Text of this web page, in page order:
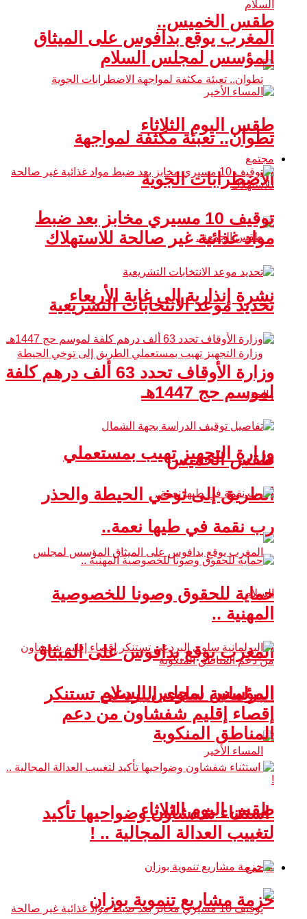
طقس الخميس..
تطوان.. تعبئة مكثفة لمواجهة
الاضطرابات الجوية
نشرة إنذارية إلى غاية الأربعاء
وزارة التجهيز تهيب بمستعملي
الطريق إلى توخي الحيطة والحذر
المغرب يوقع بدافوس على الميثاق
المؤسس لمجلس السلام
طقس اليوم الثلاثاء
مجتمع
المغرب يوقع بدافوس على الميثاق
المؤسس لمجلس السلام
طقس اليوم الثلاثاء
مجتمع
توقيف 10 مسيري مخابز بعد ضبط
مواد غذائية غير صالحة للاستهلاك
تحديد موعد الانتخابات التشريعية
وزارة الأوقاف تحدد 63 ألف درهم كلفة
لموسم حج 1447هـ
طقس الخميس
رب نقمة في طيها نعمة..
حماية للحقوق وصونا للخصوصية
المهنية ..
البرلمانية سلوى البردعي تستنكر
إقصاء إقليم شفشاون من دعم
المناطق المنكوبة
استثناء شفشاون وضواحيها تأكيد
لتغييب العدالة المجالية .. !
حزمة مشاريع تنموية بوزان